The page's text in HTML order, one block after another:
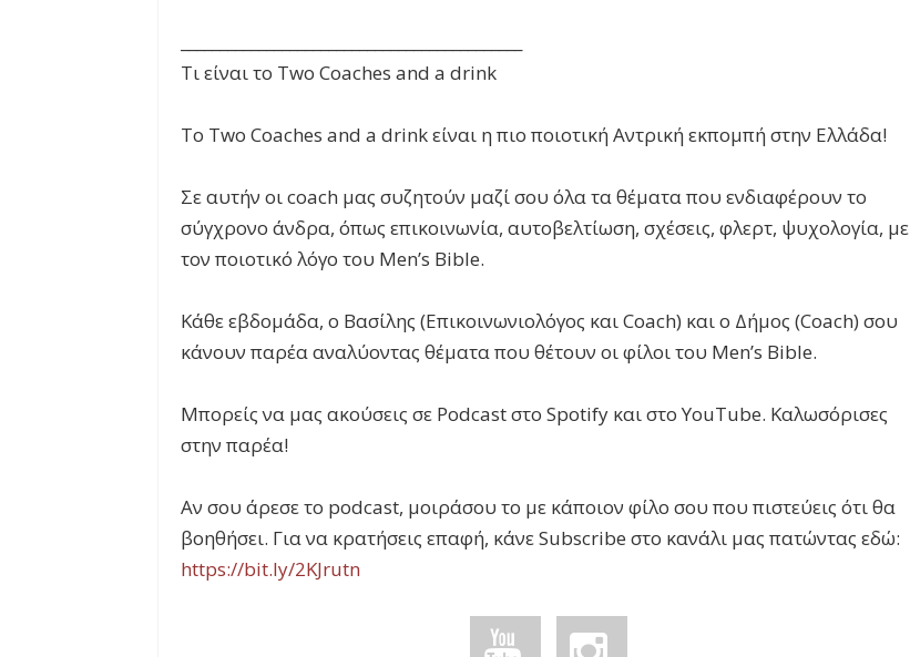
Τι είναι το Two Coaches and a drink
Το Two Coaches and a drink είναι η πιο ποιοτική Αντρική εκπομπή στην Ελλάδα!
Σε αυτήν οι coach μας συζητούν μαζί σου όλα τα θέματα που ενδιαφέρουν το
σύγχρονο άνδρα, όπως επικοινωνία, αυτοβελτίωση, σχέσεις, φλερτ, ψυχολογία, με
τον ποιοτικό λόγο του Men’s Bible.
Κάθε εβδομάδα, ο Βασίλης (Επικοινωνιολόγος και Coach) και ο Δήμος (Coach) σου
κάνουν παρέα αναλύοντας θέματα που θέτουν οι φίλοι του Men’s Bible.
Μπορείς να μας ακούσεις σε Podcast στο Spotify και στο YouTube. Καλωσόρισες
στην παρέα!
Αν σου άρεσε το podcast, μοιράσου το με κάποιον φίλο σου που πιστεύεις ότι θα
βοηθήσει. Για να κρατήσεις επαφή, κάνε Subscribe στο κανάλι μας πατώντας εδώ:
https://bit.ly/2KJrutn